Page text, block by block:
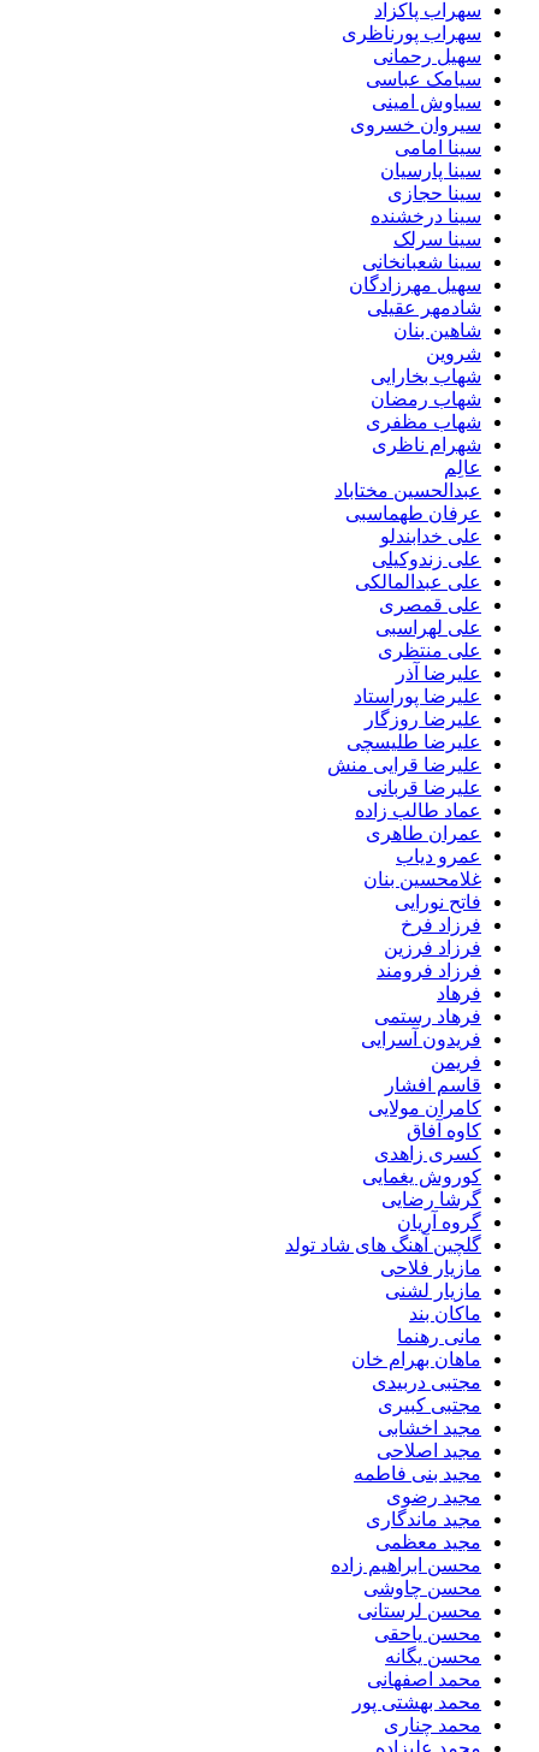
سهراب پاکزاد
سهراب پورناظری
سهیل رحمانی
سیامک عباسی
سیاوش امینی
سیروان خسروی
سینا امامی
سینا پارسیان
سینا حجازی
سینا درخشنده
سینا سرلک
سینا شعبانخانی
سهیل مهرزادگان
شادمهر عقیلی
شاهین بنان
شروین
شهاب بخارایی
شهاب رمضان
شهاب مظفری
شهرام ناظری
عالِم
عبدالحسین مختاباد
عرفان طهماسبی
علی خدابندلو
علی زندوکیلی
علی عبدالمالکی
علی قمصری
علی لهراسبی
علی منتظری
علیرضا آذر
علیرضا پوراستاد
علیرضا روزگار
علیرضا طلیسچی
علیرضا قرایی منش
علیرضا قربانی
عماد طالب زاده
عمران طاهری
عمرو دیاب
غلامحسین بنان
فاتح نورایی
فرزاد فرخ
فرزاد فرزین
فرزاد فرومند
فرهاد
فرهاد رستمی
فریدون آسرایی
فریمن
قاسم افشار
کامران مولایی
کاوه آفاق
کسری زاهدی
کوروش یغمایی
گرشا رضایی
گروه آریان
گلچین آهنگ های شاد تولد
مازیار فلاحی
مازیار لشنی
ماکان بند
مانی رهنما
ماهان بهرام خان
مجتبی دربیدی
مجتبی کبیری
مجید اخشابی
مجید اصلاحی
مجید بنی فاطمه
مجید رضوی
مجید ماندگاری
مجید معظمی
محسن ابراهیم زاده
محسن چاوشی
محسن لرستانی
محسن یاحقی
محسن یگانه
محمد اصفهانی
محمد بهشتی پور
محمد چناری
محمد علیزاده